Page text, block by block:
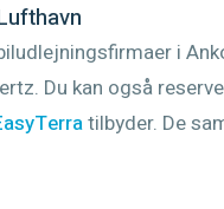
i
Du kan også
tilbyder. De